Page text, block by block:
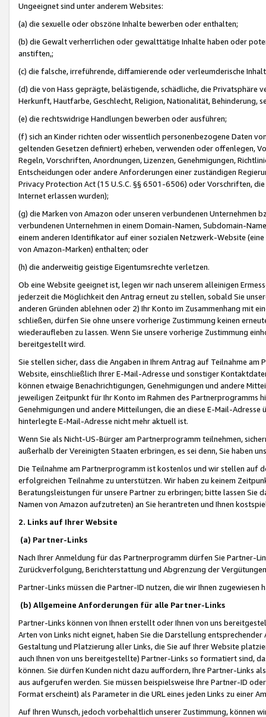
Ungeeignet sind unter anderem Websites:
(a) die sexuelle oder obszöne Inhalte bewerben oder enthalten;
(b) die Gewalt verherrlichen oder gewalttätige Inhalte haben oder
anstiften,;
(c) die falsche, irreführende, diffamierende oder verleumderische
(d) die von Hass geprägte, belästigende, schädliche, die Privatsphäre
Herkunft, Hautfarbe, Geschlecht, Religion, Nationalität, Behinderung,
(e) die rechtswidrige Handlungen bewerben oder ausführen;
(f) sich an Kinder richten oder wissentlich personenbezogene Daten
geltenden Gesetzen definiert) erheben, verwenden oder offenlegen,
Regeln, Vorschriften, Anordnungen, Lizenzen, Genehmigungen,
Entscheidungen oder andere Anforderungen einer zuständigen
Privacy Protection Act (15 U.S.C. §§ 6501-6506) oder Vorschriften,
Internet erlassen wurden);
(g) die Marken von Amazon oder unseren verbundenen Unternehmen
verbundenen Unternehmen in einem Domain-Namen, Subdomain-
einem anderen Identifikator auf einer sozialen Netzwerk-Website
von Amazon-Marken) enthalten; oder
(h) die anderweitig geistige Eigentumsrechte verletzen.
Ob eine Website geeignet ist, legen wir nach unserem alleinigen
jederzeit die Möglichkeit den Antrag erneut zu stellen, sobald Sie
anderen Gründen ablehnen oder 2) Ihr Konto im Zusammenhang mit
schließen, dürfen Sie ohne unsere vorherige Zustimmung keinen
wiederaufleben zu lassen. Wenn Sie unsere vorherige Zustimmung
bereitgestellt wird.
Sie stellen sicher, dass die Angaben in Ihrem Antrag auf Teilnahme
Website, einschließlich Ihrer E-Mail-Adresse und sonstiger
können etwaige Benachrichtigungen, Genehmigungen und andere
jeweiligen Zeitpunkt für Ihr Konto im Rahmen des Partnerprogramms
Genehmigungen und andere Mitteilungen, die an diese E-Mail-
hinterlegte E-Mail-Adresse nicht mehr aktuell ist.
Wenn Sie als Nicht-US-Bürger am Partnerprogramm teilnehmen,
außerhalb der Vereinigten Staaten erbringen, es sei denn, Sie haben
Die Teilnahme am Partnerprogramm ist kostenlos und wir stellen auf
erfolgreichen Teilnahme zu unterstützen. Wir haben zu keinem
Beratungsleistungen für unsere Partner zu erbringen; bitte lassen Sie
Namen von Amazon aufzutreten) an Sie herantreten und Ihnen
2. Links auf Ihrer Website
(a) Partner-Links
Nach Ihrer Anmeldung für das Partnerprogramm dürfen Sie Partner-
Zurückverfolgung, Berichterstattung und Abgrenzung der
Partner-Links müssen die Partner-ID nutzen, die wir Ihnen zugewiesen
(b) Allgemeine Anforderungen für alle Partner-Links
Partner-Links können von Ihnen erstellt oder Ihnen von uns
Arten von Links nicht eignet, haben Sie die Darstellung
Gestaltung und Platzierung aller Links, die Sie auf Ihrer Website
auch Ihnen von uns bereitgestellte) Partner-Links so formatiert sind,
können. Sie dürfen Kunden nicht dazu auffordern, Ihre Partner-Links
aus aufgerufen werden. Sie müssen beispielsweise Ihre Partner-ID
Format erscheint) als Parameter in die URL eines jeden Links zu einer
Auf Ihren Wunsch, jedoch vorbehaltlich unserer Zustimmung, können